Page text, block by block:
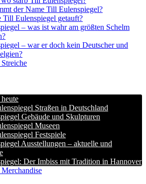
der Name Till Eulenspiegel?
Till Eulenspiegel getauft?
– was ist wahr am größten Schelm
– war er doch kein Deutscher und
Straßen in Deutschland
Gebäude und Skulpturen
Museen
Festspiele
Ausstellungen – aktuelle und
Der Imbiss mit Tradition in Hannover